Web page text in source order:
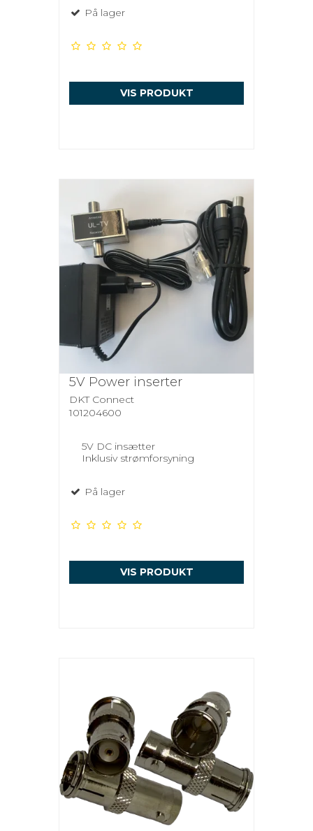
På lager
VIS PRODUKT
5V Power inserter
DKT Connect
101204600
5V DC insætter
Inklusiv strømforsyning
På lager
VIS PRODUKT